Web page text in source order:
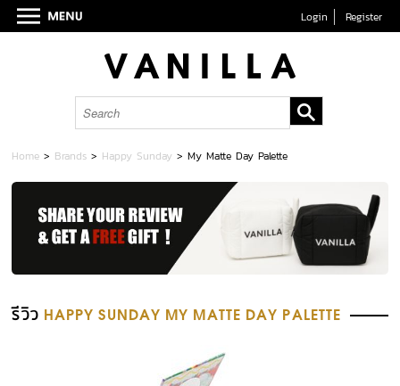
Login Register
Home > Brands > Happy Sunday >My Matte Day Palette
รีวิว HAPPY SUNDAY MY MATTE DAY PALETTE